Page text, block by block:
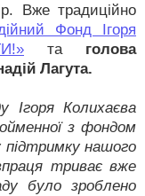
Вже традиційно
Фонд Ігоря
та голова
Лагута.
Ігоря Колихаєва
з фондом
підтримку нашого
триває вже
було зроблено